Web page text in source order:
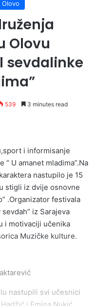
Olovo
Olovu
sevdalinke
539 3 minutes read
i informisanje
U amanet mladima”.Na
nastupilo je 15
stigli iz dvije osnovne
.Organizator festivala
iz Sarajeva
i motivaciji učenika
Muzičke kulture.
nastupili svi učesnici